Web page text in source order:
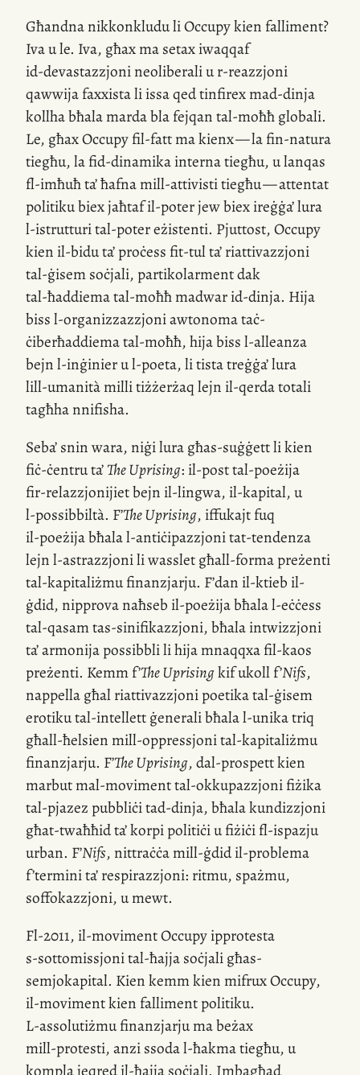
Għandna nikkonkludu li Occupy kien falliment?
Iva u le. Iva, għax ma setax iwaqqaf
id-devastazzjonineoliberali ur-reazzjoni
qawwija faxxista li issa qed tinfirexmad-dinja
kollha bħala marda bla fejqantal-moħħglobali.
Le, għax Occupyfil-fattma kienx — lafin-natura
tiegħu, lafid-dinamikainterna tiegħu, u lanqas
fl-imħuħta’ ħafnamill-attivistitiegħu — attentat
politiku biex jaħtafil-poterjew biex ireġġa’ lura
l-istrutturital-poter eżistenti. Pjuttost, Occupy
kien il-biduta’ proċess fit-tulta’ riattivazzjoni
tal-ġisemsoċjali, partikolarment dak
tal-ħaddiematal-moħħ madwarid-dinja. Hija
bissl-organizzazzjoniawtonoma taċ-
ċiberħaddiematal-moħħ, hija bissl-alleanza
bejnl-inġinierul-poeta, li tista treġġa’ lura
lill-umanitàmilli tiżżerżaq lejn il-qerdatotali
tagħha nnifisha.
Seba’ snin wara, niġi lura għas-suġġett li kien
fiċ-ċentru ta’The Uprising: il-posttal-poeżija
fir-relazzjonijietbejn il-lingwa, il-kapital, u
l-possibbiltà. F’The Uprising, iffukajt fuq
il-poeżijabħalal-antiċipazzjonitat-tendenza
lejnl-astrazzjonili wasslet għall-forma preżenti
tal-kapitaliżmufinanzjarju. F’dan il-ktieb il-
ġdid, nipprova naħseb il-poeżijabħalal-eċċess
tal-qasamtas-sinifikazzjoni, bħala intwizzjoni
ta’ armonija possibbli li hija mnaqqxafil-kaos
preżenti. Kemm f’The Uprisingkif ukoll f’Nifs,
nappella għal riattivazzjoni poetikatal-ġisem
erotikutal-intellettġenerali bħalal-unikatriq
għall-ħelsien mill-oppressjonital-kapitaliżmu
finanzjarju. F’The Uprising,dal-prospettkien
marbutmal-movimenttal-okkupazzjoni fiżika
tal-pjazez pubbliċitad-dinja, bħala kundizzjoni
għat-twaħħid ta’ korpi politiċi u fiżiċifl-ispazju
urban. F’Nifs, nittraċċamill-ġdidil-problema
f’termini ta’ respirazzjoni: ritmu, spażmu,
soffokazzjoni, u mewt.
Fl-2011, il-movimentOccupy ipprotesta
s-sottomissjonital-ħajja soċjali għas-
semjokapital. Kien kemm kien mifrux Occupy,
il-movimentkien falliment politiku.
L-assolutiżmufinanzjarju ma beżax
mill-protesti, anzi ssodal-ħakmatiegħu, u